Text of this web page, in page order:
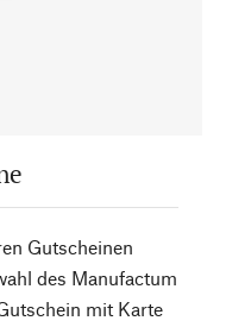
Gutscheinen
des Manufactum
mit Karte